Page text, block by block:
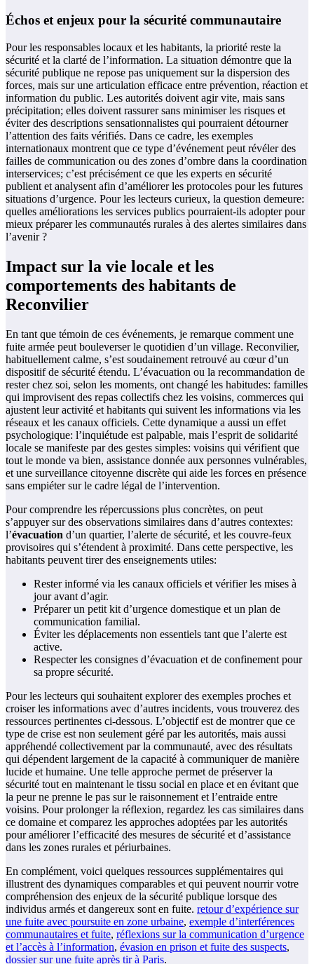
Échos et enjeux pour la sécurité communautaire
Pour les responsables locaux et les habitants, la priorité reste la
sécurité et la clarté de l’information. La situation démontre que la
sécurité publique ne repose pas uniquement sur la dispersion des
forces, mais sur une articulation efficace entre prévention, réaction et
information du public. Les autorités doivent agir vite, mais sans
précipitation; elles doivent rassurer sans minimiser les risques et
éviter des descriptions sensationnalistes qui pourraient détourner
l’attention des faits vérifiés. Dans ce cadre, les exemples
internationaux montrent que ce type d’événement peut révéler des
failles de communication ou des zones d’ombre dans la coordination
interservices; c’est précisément ce que les experts en sécurité
publient et analysent afin d’améliorer les protocoles pour les futures
situations d’urgence. Pour les lecteurs curieux, la question demeure:
quelles améliorations les services publics pourraient-ils adopter pour
mieux préparer les communautés rurales à des alertes similaires dans
l’avenir ?
Impact sur la vie locale et les
comportements des habitants de
Reconvilier
En tant que témoin de ces événements, je remarque comment une
fuite armée peut bouleverser le quotidien d’un village. Reconvilier,
habituellement calme, s’est soudainement retrouvé au cœur d’un
dispositif de sécurité étendu. L’évacuation ou la recommandation de
rester chez soi, selon les moments, ont changé les habitudes: familles
qui improvisent des repas collectifs chez les voisins, commerces qui
ajustent leur activité et habitants qui suivent les informations via les
réseaux et les canaux officiels. Cette dynamique a aussi un effet
psychologique: l’inquiétude est palpable, mais l’esprit de solidarité
locale se manifeste par des gestes simples: voisins qui vérifient que
tout le monde va bien, assistance donnée aux personnes vulnérables,
et une surveillance citoyenne discrète qui aide les forces en présence
sans empiéter sur le cadre légal de l’intervention.
Pour comprendre les répercussions plus concrètes, on peut
s’appuyer sur des observations similaires dans d’autres contextes:
l’évacuation d’un quartier, l’alerte de sécurité, et les couvre-feux
provisoires qui s’étendent à proximité. Dans cette perspective, les
habitants peuvent tirer des enseignements utiles:
Rester informé via les canaux officiels et vérifier les mises à
jour avant d’agir.
Préparer un petit kit d’urgence domestique et un plan de
communication familial.
Éviter les déplacements non essentiels tant que l’alerte est
active.
Respecter les consignes d’évacuation et de confinement pour
sa propre sécurité.
Pour les lecteurs qui souhaitent explorer des exemples proches et
croiser les informations avec d’autres incidents, vous trouverez des
ressources pertinentes ci-dessous. L’objectif est de montrer que ce
type de crise est non seulement géré par les autorités, mais aussi
appréhendé collectivement par la communauté, avec des résultats
qui dépendent largement de la capacité à communiquer de manière
lucide et humaine. Une telle approche permet de préserver la
sécurité tout en maintenant le tissu social en place et en évitant que
la peur ne prenne le pas sur le raisonnement et l’entraide entre
voisins. Pour prolonger la réflexion, regardez les cas similaires dans
ce domaine et comparez les approches adoptées par les autorités
pour améliorer l’efficacité des mesures de sécurité et d’assistance
dans les zones rurales et périurbaines.
En complément, voici quelques ressources supplémentaires qui
illustrent des dynamiques comparables et qui peuvent nourrir votre
compréhension des enjeux de la sécurité publique lorsque des
individus armés et dangereux sont en fuite. retour d’expérience sur
une fuite avec poursuite en zone urbaine, exemple d’interférences
communautaires et fuite, réflexions sur la communication d’urgence
et l’accès à l’information, évasion en prison et fuite des suspects,
dossier sur une fuite après tir à Paris.